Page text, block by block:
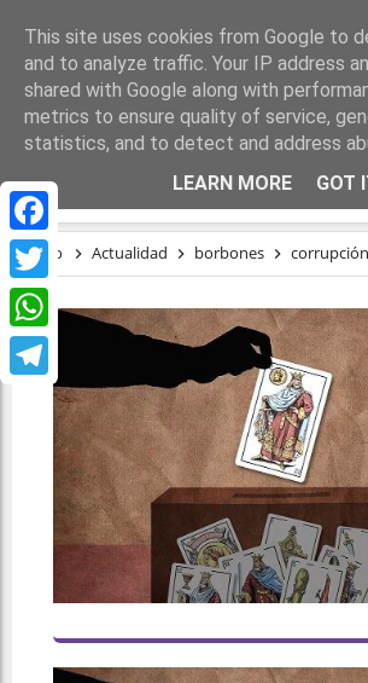
Facebook
Twitter
WhatsApp
Telegram
EL REY QUE RABIÓ
Inicio Actualidad borbones corrupción
This site uses cookies from Google to
and to analyze traffic. Your IP address
shared with Google along with
metrics to ensure quality of service,
statistics, and to detect and address
LEARN MORE
GOT